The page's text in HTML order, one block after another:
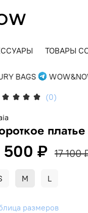
ТОВАРЫ
BAGS WOW&NOW
(0)
платье
500 ₽ 17 100
размеров
M L